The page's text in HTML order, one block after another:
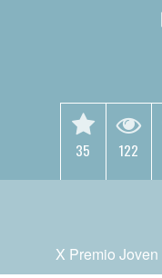
35 122
X Premio